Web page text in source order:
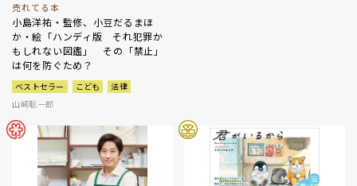
売れてる本
小島洋祐・監修、小豆だるまほ
か・絵「ハンディ版 それ犯罪か
もしれない図鑑」 その「禁止」
は何を防ぐため？
ベストセラー こども
法律
山崎聡一郎